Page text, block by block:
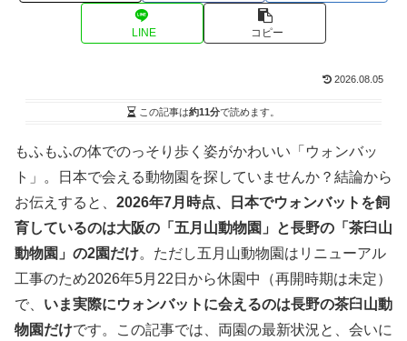
LINE コピー
2026.08.05
この記事は約11分で読めます。
もふもふの体でのっそり歩く姿がかわいい「ウォンバッ
ト」。日本で会える動物園を探していませんか？結論から
お伝えすると、 2026年7月時点、日本でウォンバットを飼
育しているのは大阪の「五月山動物園」と長野の「茶臼山
動物園」の2園だけ。ただし五月山動物園はリニューアル
工事のため2026年5月22日から休園中（再開時期は未定）
で、 いま実際にウォンバットに会えるのは長野の茶臼山動
物園だけです。この記事では、両園の最新状況と、会いに